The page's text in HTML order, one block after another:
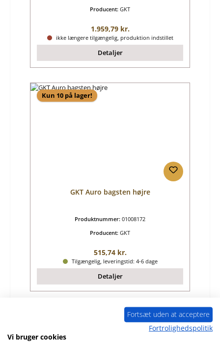
Producent: GKT
Almindelig pris:
1.959,79 kr.
ikke længere tilgængelig, produktion indstillet
Detaljer
Kun 10 på lager!
GKT Auro bagsten højre
Produktnummer: 01008172
Producent: GKT
Almindelig pris:
515,74 kr.
Tilgængelig, leveringstid: 4-6 dage
Detaljer
Fortsæt uden at acceptere
Fortrolighedspolitik
Vi bruger cookies